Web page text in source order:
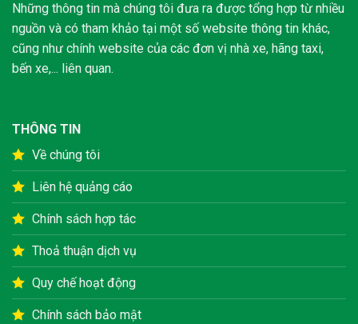
Những thông tin mà chúng tôi đưa ra được tổng hợp từ nhiều
nguồn và có tham khảo tại một số website thông tin khác,
cũng như chính website của các đơn vị nhà xe, hãng taxi,
bến xe,... liên quan.
THÔNG TIN
Về chúng tôi
Liên hệ quảng cáo
Chính sách hợp tác
Thoả thuận dịch vụ
Quy chế hoạt động
Chính sách bảo mật